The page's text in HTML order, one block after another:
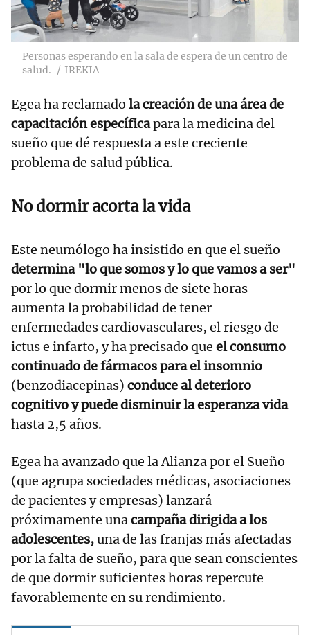
Personas esperando en la sala de espera de un centro de
salud.
IREKIA
Egea ha reclamado la creación de una área de
capacitación específicapara la medicina del
sueño que dé respuesta a este creciente
problema de salud pública.
No dormir acorta la vida
Este neumólogo ha insistido en que el sueño
determina "lo que somos y lo que vamos a ser"
por lo que dormir menos de siete horas
aumenta la probabilidad de tener
enfermedades cardiovasculares, el riesgo de
ictus e infarto, y ha precisado que el consumo
continuado de fármacos para el insomnio
(benzodiacepinas) conduce al deterioro
cognitivo y puede disminuir la esperanza vida
hasta 2,5 años.
Egea ha avanzado que la Alianza por el Sueño
(que agrupa sociedades médicas, asociaciones
de pacientes y empresas) lanzará
próximamente unacampaña dirigida a los
adolescentes,una de las franjas más afectadas
por la falta de sueño, para que sean conscientes
de que dormir suficientes horas repercute
favorablemente en su rendimiento.